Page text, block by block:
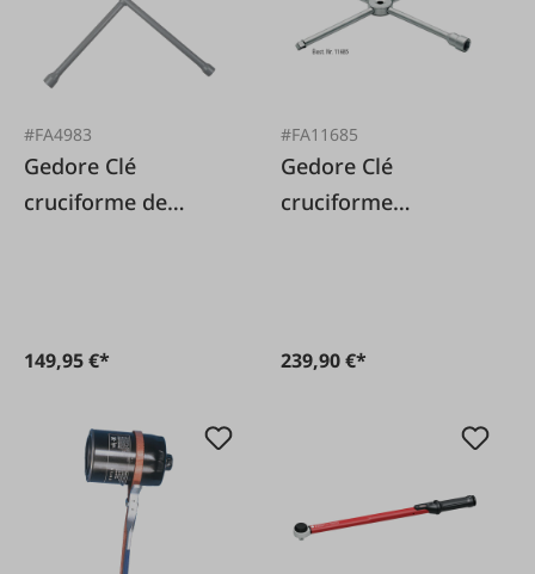
#FA4983
Gedore Clé
cruciforme de
149,95 €*
#FA11685
Gedore Clé
cruciforme
239,90 €*